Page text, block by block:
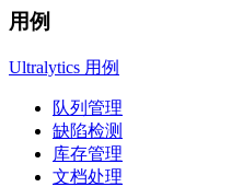
用例
Ultralytics 用例
队列管理
缺陷检测
库存管理
文档处理